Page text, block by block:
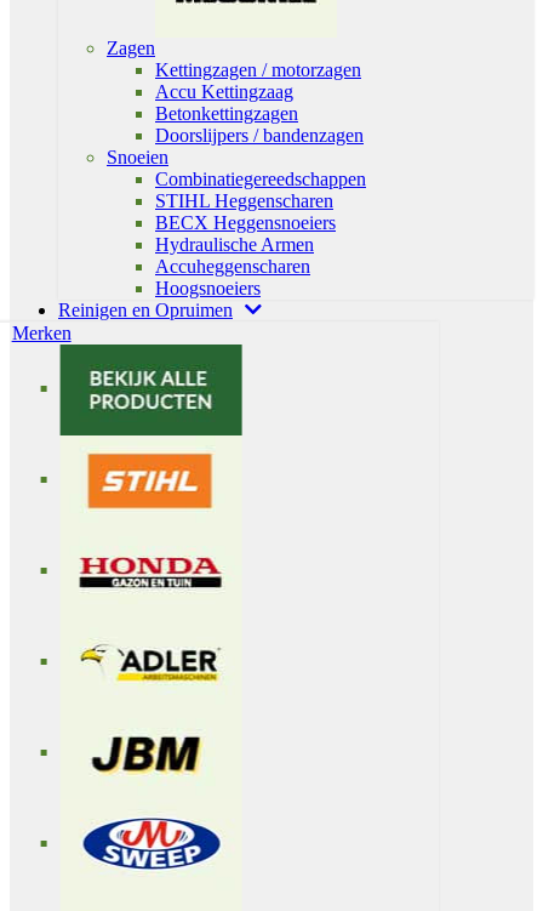
Zagen
Kettingzagen / motorzagen
Accu Kettingzaag
Betonkettingzagen
Doorslijpers / bandenzagen
Snoeien
Combinatiegereedschappen
STIHL Heggenscharen
BECX Heggensnoeiers
Hydraulische Armen
Accuheggenscharen
Hoogsnoeiers
Reinigen en Opruimen
Merken